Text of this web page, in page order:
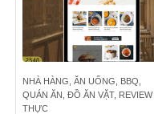
NHÀ HÀNG, ĂN UỐNG, BBQ,
QUÁN ĂN, ĐỒ ĂN VẶT, REVIEW
THỰC